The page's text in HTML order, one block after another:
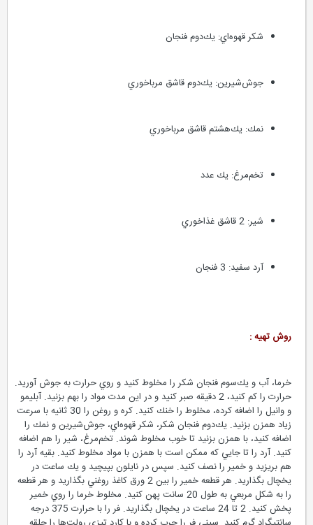
شكر قهوه‌اي: يك‌دوم فنجان
جوش‌شيرين: يك‌دوم قاشق مرباخوري
نمك: يك‌هشتم قاشق مرباخوري
تخم‌مرغ: يك عدد
شير: 2 قاشق غذاخوري
آرد سفيد: 3 فنجان
روش تهیه :
خرما، آب و يك‌سوم فنجان شكر را مخلوط كنيد و روي حرارت به جوش‌ آوريد.
حرارت را كم كنيد، 2 دقيقه صبر كنيد و در اين مدت مواد را بهم بزنيد. آبليمو
و وانيل را اضافه كرده، مخلوط را خنك كنيد. كره و روغن را 30 ثانيه با سرعت
زياد همزن بزنيد. يك‌دوم فنجان شكر، شكر قهوه‌اي، جوش‌شيرين و نمك را
اضافه كنيد، با همزن بزنيد تا خوب مخلوط شوند. تخم‌مرغ، شير را هم اضافه
كنيد. آرد را تا جايي كه ممكن است با همزن با مواد مخلوط كنيد. بقيه‌ آرد را
هم بريزيد و خمير را نصف كنيد. سپس در نايلون بپيچيد و يك ساعت در
يخچال بگذاريد. هر قطعه خمير را بين 2 ورق كاغذ روغني بگذاريد و هر قطعه
را به شكل مربعي به طول 20 سانت پهن كنيد. مخلوط خرما را روي خمير
پخش كنيد. 2 تا 24 ساعت در يخچال بگذاريد. فر را با حرارت 375 درجه